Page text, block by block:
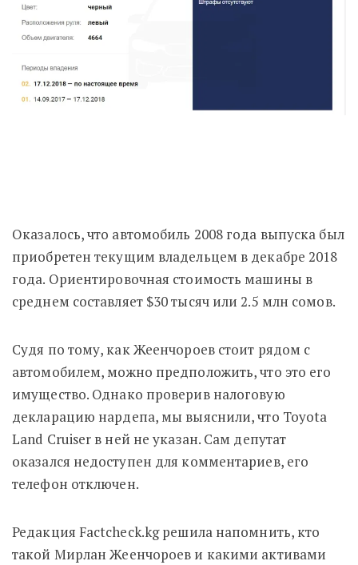
Оказалось, что автомобиль 2008 года выпуска был
приобретен текущим владельцем в декабре 2018
года. Ориентировочная стоимость машины в
среднем составляет $30 тысяч или 2.5 млн сомов.
Судя по тому, как Жеенчороев стоит рядом с
автомобилем, можно предположить, что это его
имущество. Однако проверив налоговую
декларацию нардепа, мы выяснили, что Toyota
Land Cruiser в ней не указан. Сам депутат
оказался недоступен для комментариев, его
телефон отключен.
Редакция Factcheck.kg решила напомнить, кто
такой Мирлан Жеенчороев и какими активами